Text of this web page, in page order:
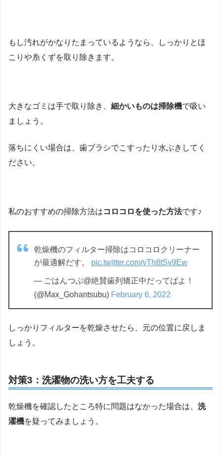
もし汚れがかなりたまっているようなら、しっかりとほ
こりや糸くずを取り除きます。
大きなゴミは手で取り除き、 細かいものは掃除機で吸い
ましょう。
落ちにくい場合は、歯ブラシでこすったり水ぶきしてく
ださい。
私のおすすめの掃除方法はコロコロを使った方法です♪
乾燥機のフィルター掃除はコロコロクリーナー
が最適解だす。 pic.twitter.com/vTh8tSv9Ew
— ごはんつぶ@絶賛歯列矯正中だってばよ！
(@Max_Gohantsubu) February 6, 2022
しっかりフィルターを乾燥させたら、元の位置に戻しま
しょう。
対策3：洗濯物の洗い方を工夫する
乾燥機を確認したところ特に問題はなかった場合は、 洗
濯機を疑ってみましょう。